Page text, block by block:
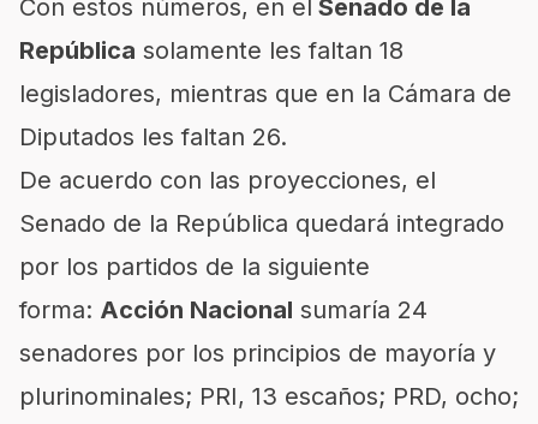
Con estos números, en el Senado de la
República solamente les faltan 18
legisladores, mientras que en la Cámara de
Diputados les faltan 26.
De acuerdo con las proyecciones, el
Senado de la República quedará integrado
por los partidos de la siguiente
forma: Acción Nacional sumaría 24
senadores por los principios de mayoría y
plurinominales; PRI, 13 escaños; PRD, ocho;